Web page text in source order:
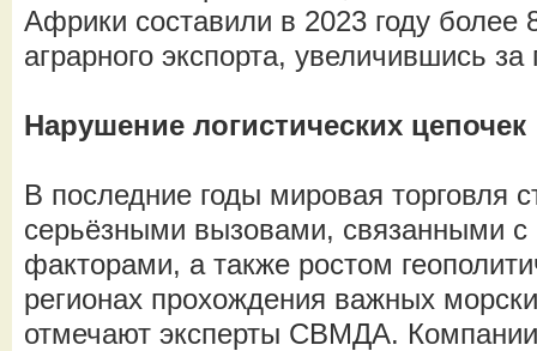
Африки составили в 2023 году более
аграрного экспорта, увеличившись за
Нарушение логистических цепочек
В последние годы мировая торговля
серьёзными вызовами, связанными
факторами, а также ростом
регионах прохождения важных
отмечают эксперты СВМДА.